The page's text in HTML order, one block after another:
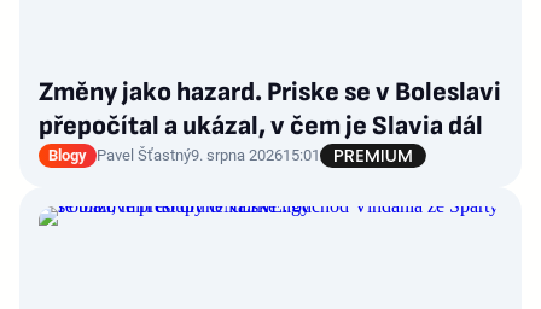
Změny jako hazard. Priske se v Boleslavi
přepočítal a ukázal, v čem je Slavia dál
Blogy Pavel Šťastný9. srpna 202615:01